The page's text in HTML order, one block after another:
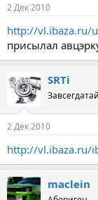
2 Дек 2010
http://vl.ibaza.ru/
присылал
SRTi
Завсегдатай
2 Дек 2010
http://vl.ibaza.ru/
maclein